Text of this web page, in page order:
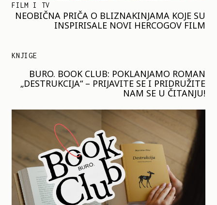
FILM I TV
NEOBIČNA PRIČA O BLIZNAKINJAMA KOJE SU
INSPIRISALE NOVI HERCOGOV FILM
KNJIGE
BURO. BOOK CLUB: POKLANJAMO ROMAN
„DESTRUKCIJA“ – PRIJAVITE SE I PRIDRUŽITE
NAM SE U ČITANJU!